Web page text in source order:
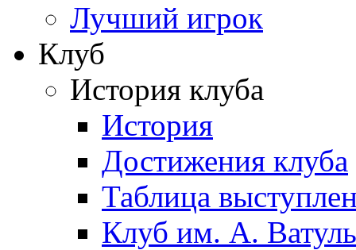
Лучший игрок
Клуб
История клуба
История
Достижения клуба
Таблица
Клуб им. А.